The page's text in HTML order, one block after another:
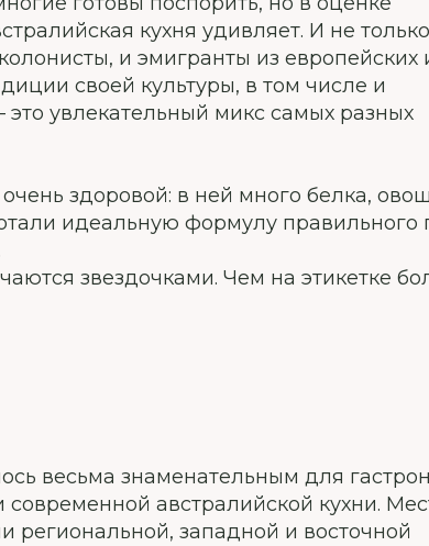
кухня удивляет. И не только
и эмигранты из европейских
своей культуры, в том числе и
это увлекательный микс самых разных
здоровой: в ней много белка,
идеальную формулу правильного
звездочками. Чем на этикетке
весьма знаменательным для
австралийской кухни.
западной и восточной